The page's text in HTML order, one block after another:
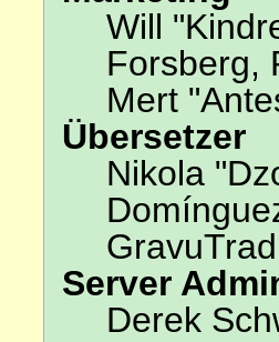
Will
Forsberg,
Mert
Übersetzer
Nikola
GravuTrad
Server
Derek